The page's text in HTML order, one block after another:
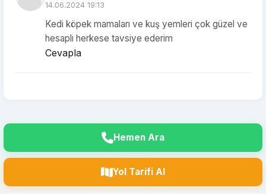
14.06.2024 19:13
Kedi köpek mamaları ve kuş yemleri çok güzel ve
hesaplı herkese tavsiye ederim
Cevapla
Hemen Ara
Yol Tarifi Al